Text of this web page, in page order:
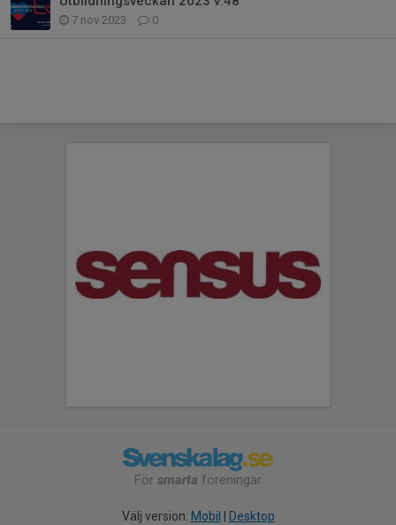
7 nov 2023 0
För smarta föreningar
Välj version: Mobil | Desktop